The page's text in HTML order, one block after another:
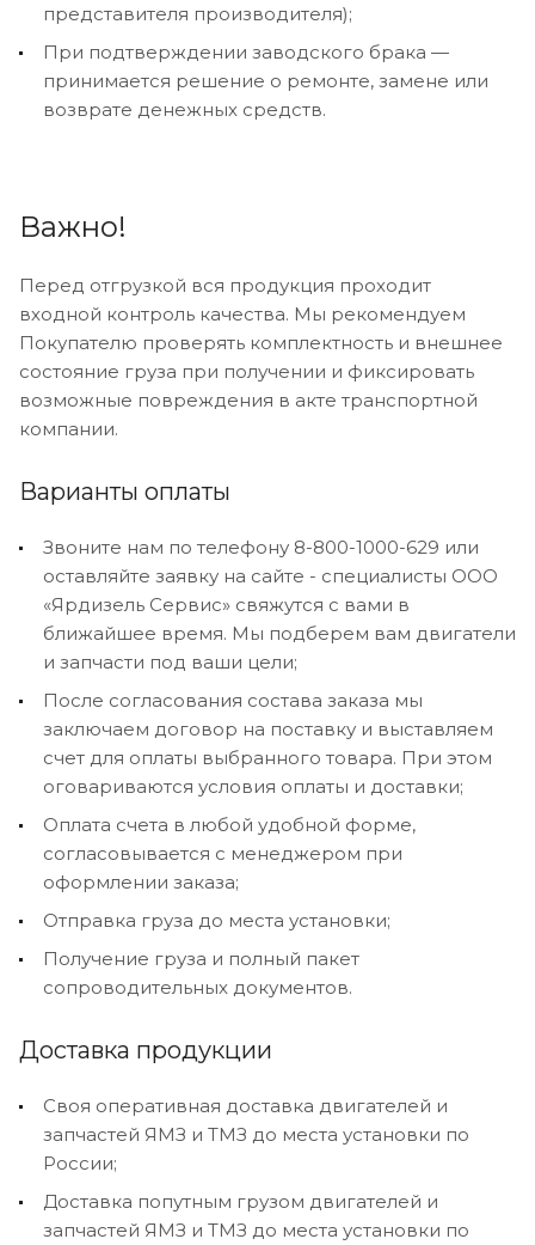
представителя производителя);
При подтверждении заводского брака —
принимается решение о ремонте, замене или
возврате денежных средств.
Важно!
Перед отгрузкой вся продукция проходит
входной контроль качества. Мы рекомендуем
Покупателю проверять комплектность и внешнее
состояние груза при получении и фиксировать
возможные повреждения в акте транспортной
компании.
Варианты оплаты
Звоните нам по телефону 8-800-1000-629 или
оставляйте заявку на сайте - специалисты ООО
«Ярдизель Сервис» свяжутся с вами в
ближайшее время. Мы подберем вам двигатели
и запчасти под ваши цели;
После согласования состава заказа мы
заключаем договор на поставку и выставляем
счет для оплаты выбранного товара. При этом
оговариваются условия оплаты и доставки;
Оплата счета в любой удобной форме,
согласовывается с менеджером при
оформлении заказа;
Отправка груза до места установки;
Получение груза и полный пакет
сопроводительных документов.
Доставка продукции
Своя оперативная доставка двигателей и
запчастей ЯМЗ и ТМЗ до места установки по
России;
Доставка попутным грузом двигателей и
запчастей ЯМЗ и ТМЗ до места установки по